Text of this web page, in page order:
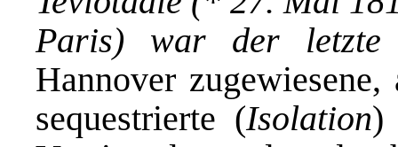
Paris) war der letzte
Hannover
sequestrierte (Isolation)